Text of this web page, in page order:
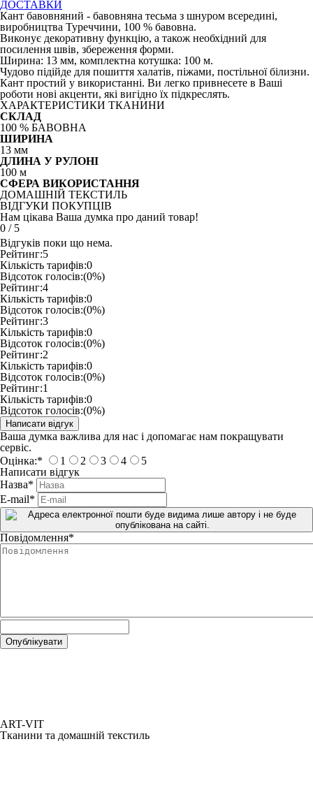
ДОСТАВКИ
Кант бавовняний - бавовняна тесьма з шнуром всередині,
виробництва Туреччини, 100 % бавовна.
Виконує декоративну функцію, а також необхідний для
посилення швів, збереження форми.
Ширина: 13 мм, комплектна котушка: 100 м.
Чудово підійде для пошиття халатів, піжами, постільної білизни.
Кант простий у використанні. Ви легко привнесете в Ваші
роботи нові акценти, які вигідно їх підкреслять.
ХАРАКТЕРИСТИКИ ТКАНИНИ
СКЛАД
100 % БАВОВНА
ШИРИНА
13 мм
ДЛИНА У РУЛОНІ
100 м
СФЕРА ВИКОРИСТАННЯ
ДОМАШНІЙ ТЕКСТИЛЬ
ВІДГУКИ ПОКУПЦІВ
Нам цікава Ваша думка про даний товар!
0 / 5
Відгуків поки що нема.
Рейтинг:5
Кількість тарифів:0
Відсоток голосів:(0%)
Рейтинг:4
Кількість тарифів:0
Відсоток голосів:(0%)
Рейтинг:3
Кількість тарифів:0
Відсоток голосів:(0%)
Рейтинг:2
Кількість тарифів:0
Відсоток голосів:(0%)
Рейтинг:1
Кількість тарифів:0
Відсоток голосів:(0%)
Ваша думка важлива для нас і допомагає нам покращувати
сервіс.
Оцінка:* 1 2 3 4
5
Написати відгук
Назва*
E-mail*
Повідомлення*
ART-VIT
Тканини та домашній текстиль